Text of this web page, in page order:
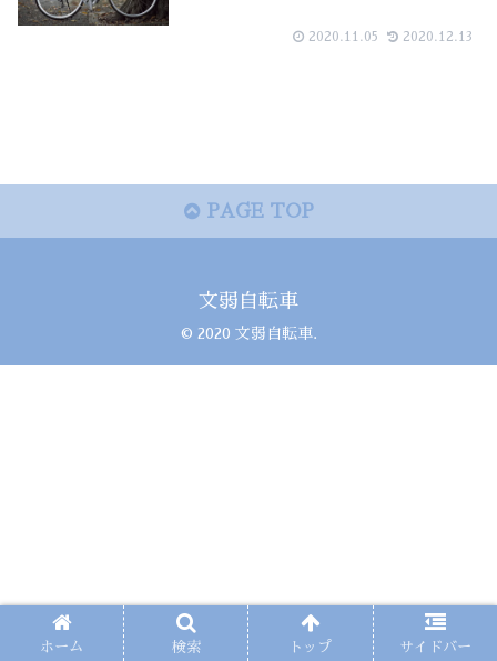
2020.11.05 2020.12.13
PAGE TOP
文弱自転車
© 2020 文弱自転車.
ホーム 検索 トップ サイドバー